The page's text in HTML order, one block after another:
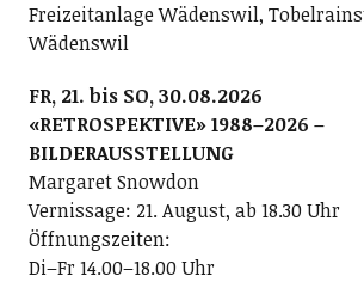
Freizeitanlage Wädenswil,
Wädenswil
FR, 21. bis SO, 30.08.2026
«RETROSPEKTIVE» 1988–2026 –
BILDERAUSSTELLUNG
Margaret Snowdon
Vernissage: 21. August, ab 18.30 Uhr
Öffnungszeiten:
Di–Fr 14.00–18.00 Uhr